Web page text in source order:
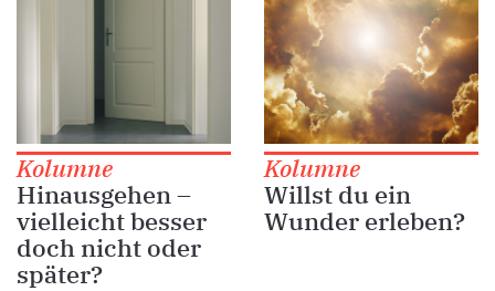
Kolumne
Hinausgehen –
vielleicht besser
doch nicht oder
später?
Kolumne
Willst du ein
Wunder erleben?